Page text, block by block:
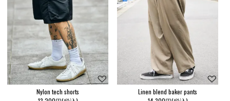
Nylon tech shorts
Linen blend baker pants